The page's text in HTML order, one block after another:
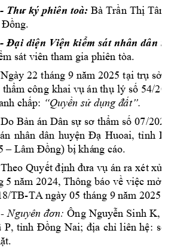
- Thư ký phiên toà: Bà Trần Thị Tâm
Đồng.
- Đại diện Viện kiểm sát nhân dân
sát viên tham gia phiên tòa.
Ngày 22 tháng 9 năm 2025 tại trụ sở
thẩm công khai vụ án thụ lý số 54/
chấp: “Quyền sử dụng đất”.
Do Bản án Dân sự sơ thẩm số 07/
án nhân dân huyện Đạ Huoai, tỉnh
– Lâm Đồng) bị kháng cáo.
Theo Quyết định đưa vụ án ra xét xử
5 năm 2024, Thông báo về việc mở
TB-TA ngày 05 tháng 9 năm 2025
- Nguyên đơn: Ông Nguyễn Sinh K,
P, tỉnh Đồng Nai; địa chỉ liên hệ: số